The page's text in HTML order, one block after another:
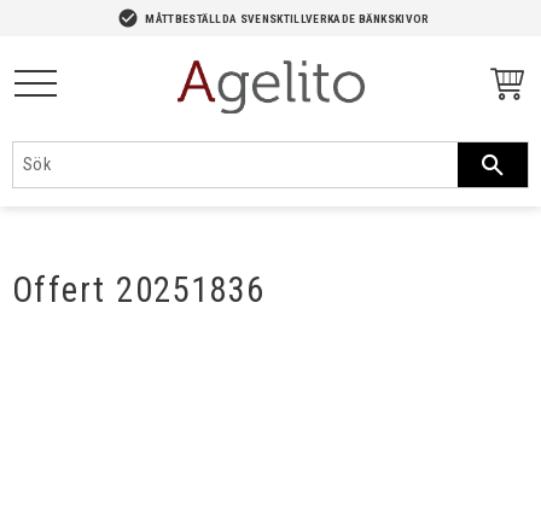
check_circle MÅTTBESTÄLLDA SVENSKTILLVERKADE BÄNKSKIVOR
Offert 20251836